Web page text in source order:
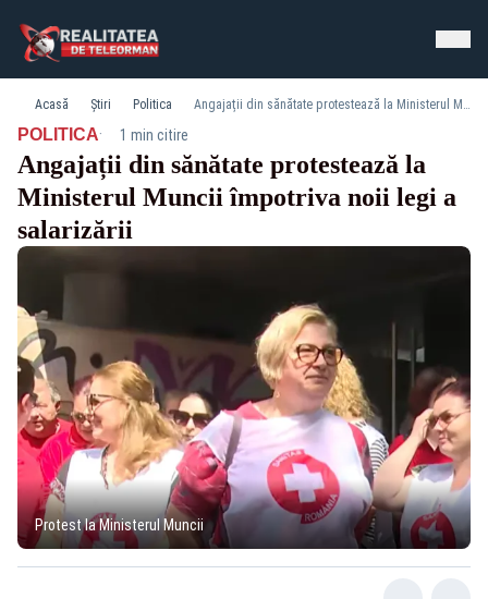
Acasă Știri Politica Angajații din sănătate protestează la Ministerul Muncii împotriva noii legi a salarizării
POLITICA· 1 min citire
Angajații din sănătate protestează la
Ministerul Muncii împotriva noii legi a
salarizării
Protest la Ministerul Muncii